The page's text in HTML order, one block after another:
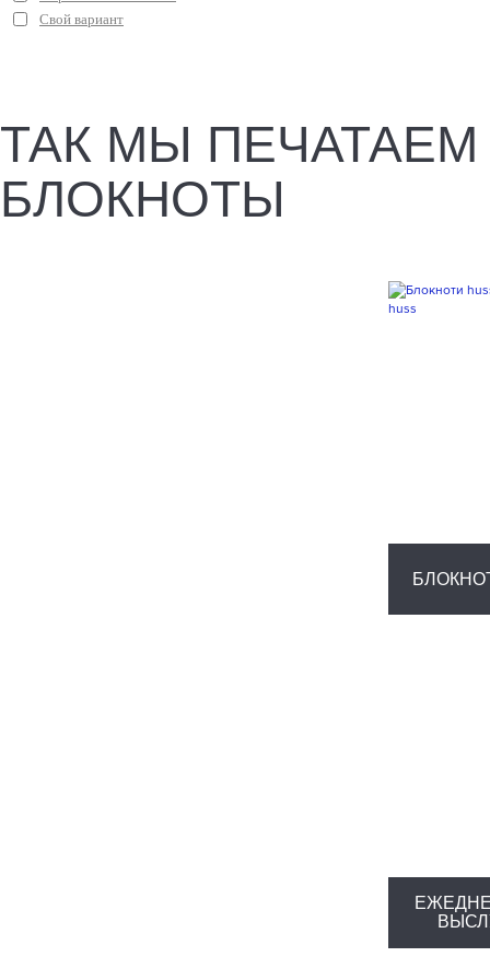
Свой вариант
ТАК МЫ ПЕЧАТАЕМ
БЛОКНОТЫ